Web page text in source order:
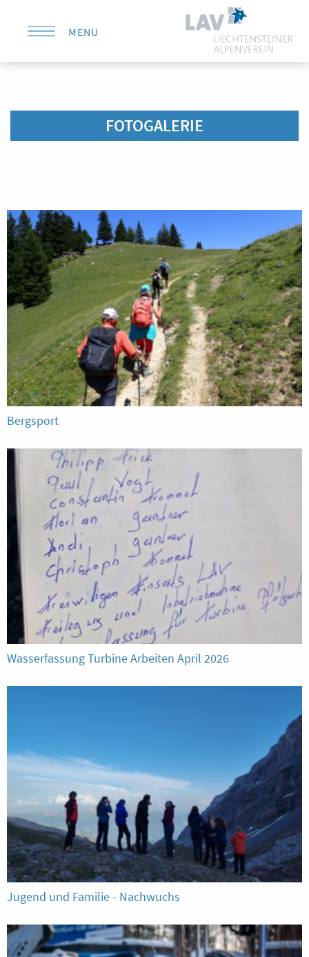
MENU
FOTOGALERIE
Bergsport
Wasserfassung Turbine Arbeiten April 2026
Jugend und Familie - Nachwuchs